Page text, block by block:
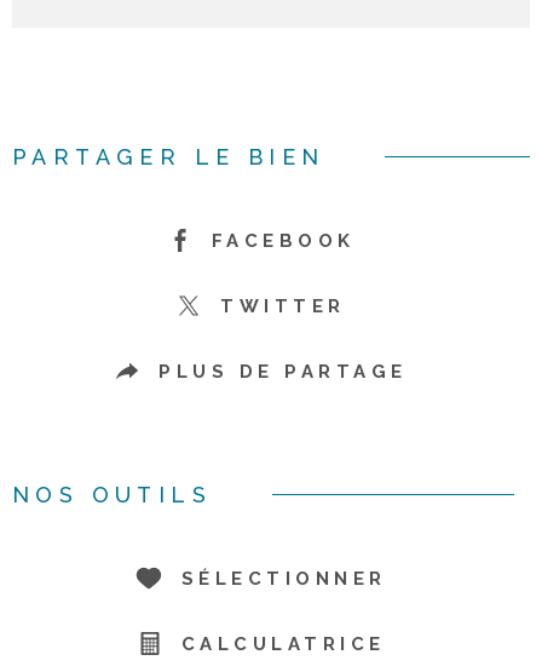
PARTAGER LE BIEN
FACEBOOK
TWITTER
PLUS DE PARTAGE
NOS OUTILS
SÉLECTIONNER
CALCULATRICE